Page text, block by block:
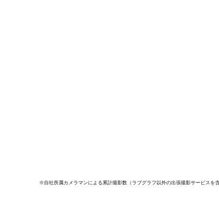
※自社所属カメラマンによる累計撮影数（ラブグラフ以外の出張撮影サービスを